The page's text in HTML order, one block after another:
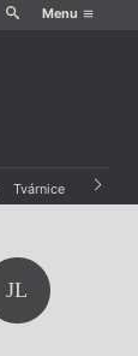
Menu
Tvárnice Archiv
JL